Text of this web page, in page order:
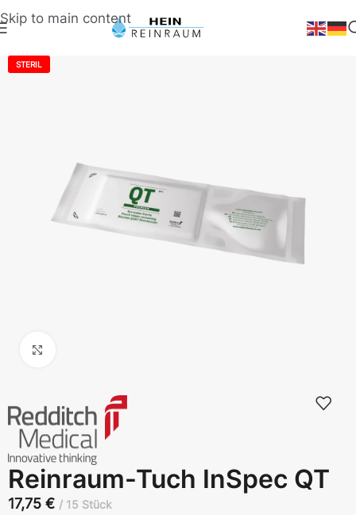
Skip to main content
STERIL
Reinraum-Tuch InSpec QT
17,75 € 15 Stück